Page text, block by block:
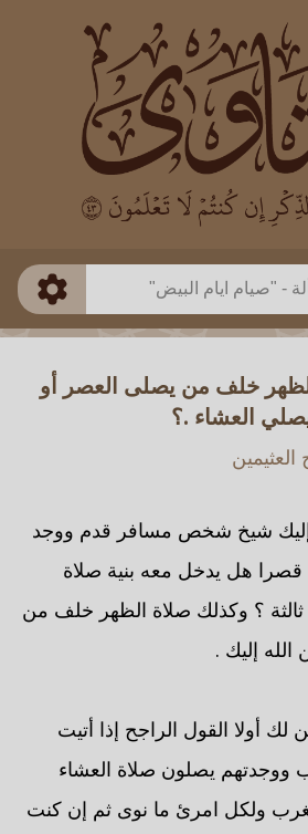
بن العثيمين
طريقة البحث
ذكي
خلف من يصلى العصر أو
العشاء .؟
شيخ شخص مسافر قدم ووجد
هل يدخل معه بنية صلاة
ثالثة ؟ وكذلك صلاة الظهر خلف من
إليك .
لك أولا القول الراجح إذا أتيت
ووجدتهم يصلون صلاة العشاء
ولكل امرئ ما نوى ثم إن كنت